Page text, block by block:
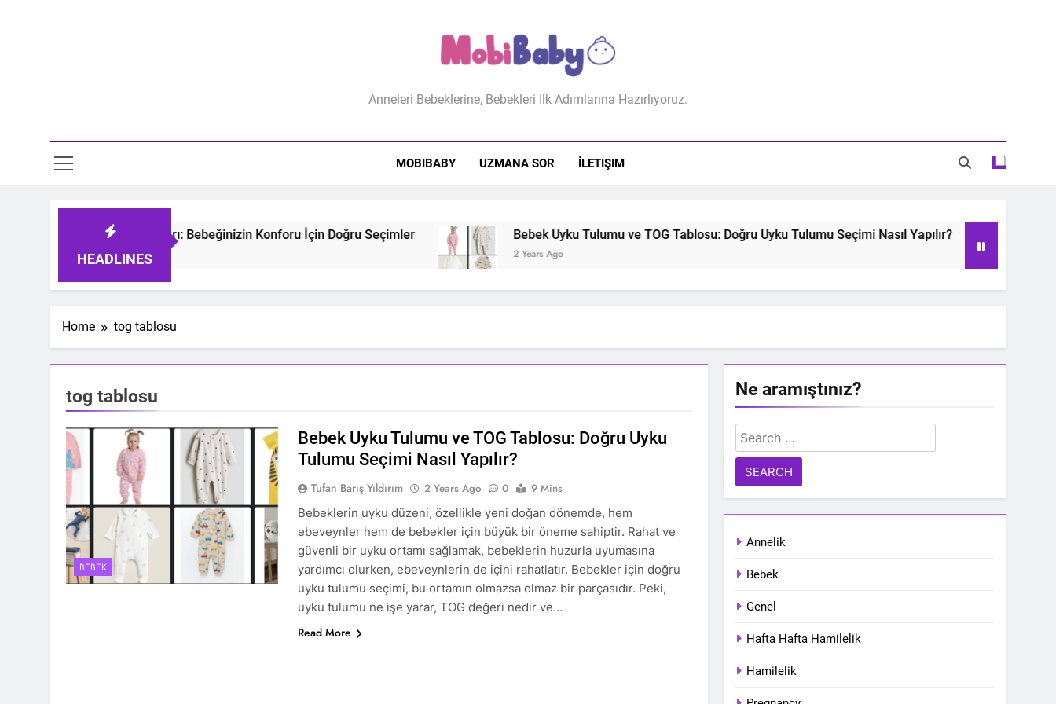
MobiBaby
Anneleri Bebeklerine, Bebekleri Ilk Adımlarına Hazırlıyoruz.
MOBIBABY UZMANA SOR İLETIŞIM
HEADLINES
Bebek Uyku Tulumları: Bebeğinizin Konforu İçin Doğru Seçimler Bebek Uyku Tulumu ve TOG Tablosu: Doğru Uyku Tulumu Seçimi Nasıl Yapılır?
2 Years Ago
Home tog tablosu
tog tablosu
BEBEK
Bebek Uyku Tulumu ve TOG Tablosu: Doğru Uyku
Tulumu Seçimi Nasıl Yapılır?
Tufan Barış Yıldırım 2 Years Ago 0
9 Mins
Bebeklerin uyku düzeni, özellikle yeni doğan dönemde, hem
ebeveynler hem de bebekler için büyük bir öneme sahiptir. Rahat ve
güvenli bir uyku ortamı sağlamak, bebeklerin huzurla uyumasına
yardımcı olurken, ebeveynlerin de içini rahatlatır. Bebekler için doğru
uyku tulumu seçimi, bu ortamın olmazsa olmaz bir parçasıdır. Peki,
uyku tulumu ne işe yarar, TOG değeri nedir ve…
Read More
Ne aramıştınız?
Search
for:
Annelik
Bebek
Genel
Hafta Hafta Hamilelik
Hamilelik